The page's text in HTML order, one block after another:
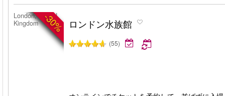
-30%
London, United
Kingdom
ロンドン水族館
(55)